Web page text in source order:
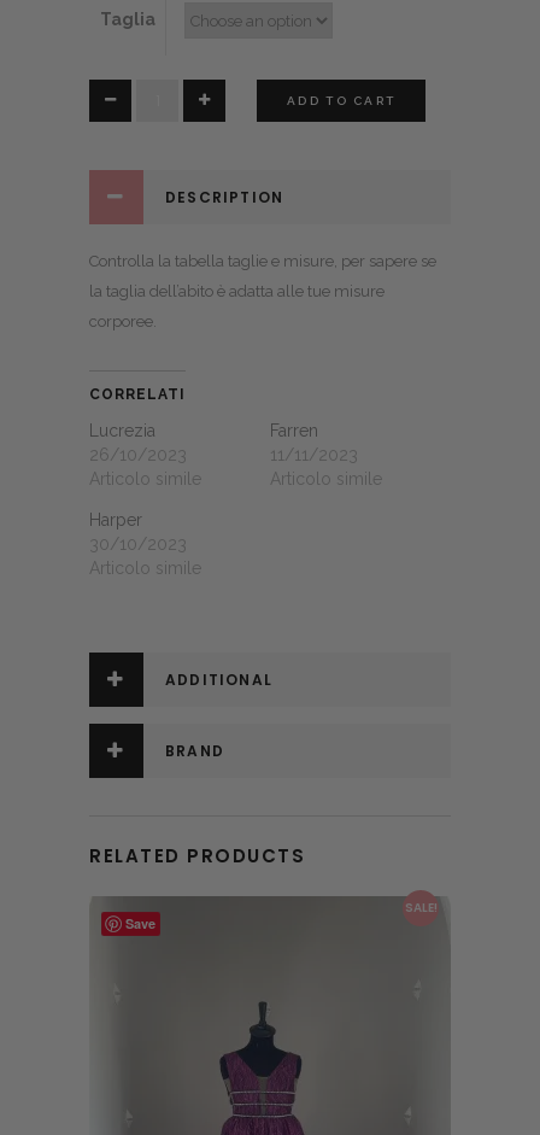
Taglia
ADD TO CART
DESCRIPTION
Controlla la tabella taglie e misure, per sapere se
la taglia dell’abito è adatta alle tue misure
corporee.
CORRELATI
Lucrezia
26/10/2023
Articolo simile
Farren
11/11/2023
Articolo simile
Harper
30/10/2023
Articolo simile
ADDITIONAL
BRAND
RELATED PRODUCTS
Save
SALE!